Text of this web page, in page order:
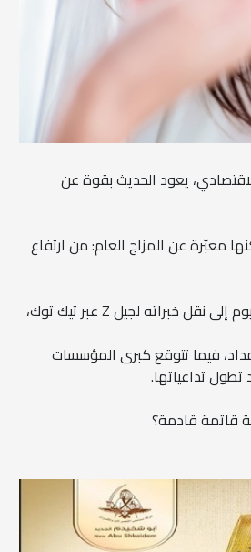
يعود الحديث بقوة عن
معبّرة عن المزاج العام: من ارتفاع
ويبدو أن جيل الألفية، الذي عاش الأزمة المالية الكبرى، يسارع اليوم إلى نقل خبراته لجيل Z عبر تيك توك،
فيما تتوقع كبرى المؤسسات
تداعياتها.
قاتمة قادمة؟